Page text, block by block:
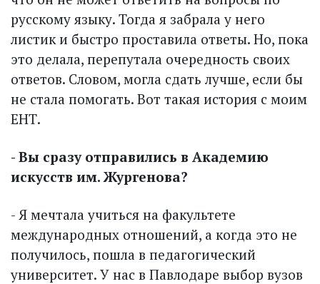
русскому языку. Тогда я забрала у него
листик и быстро проставила ответы. Но, пока
это делала, перепутала очередность своих
ответов. Словом, могла сдать лучше, если бы
не стала помогать. Вот такая история с моим
ЕНТ.
- Вы сразу отправились в Академию
искусств им. Жургенова?
- Я мечтала учиться на факультете
международных отношений, а когда это не
получилось, пошла в педагогический
университет. У нас в Павлодаре выбор вузов